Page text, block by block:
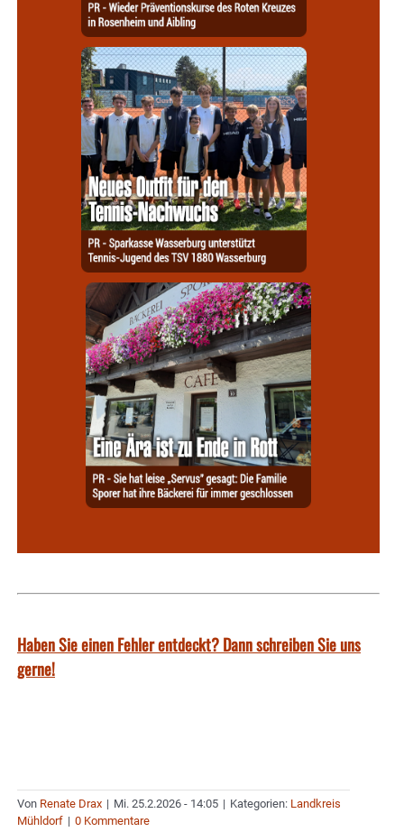
Haben Sie einen Fehler entdeckt? Dann schreiben Sie uns
gerne!
Von Renate Drax | Mi. 25.2.2026 - 14:05 | Kategorien: Landkreis
Mühldorf | 0 Kommentare